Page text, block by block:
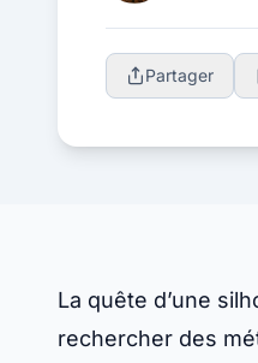
Partager
La quête d’une
rechercher des